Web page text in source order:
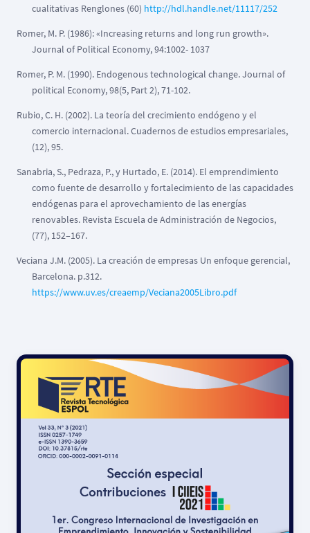
cualitativas Renglones (60) http://hdl.handle.net/11117/252
Romer, M. P. (1986): «Increasing returns and long run growth».
Journal of Political Economy, 94:1002- 1037
Romer, P. M. (1990). Endogenous technological change. Journal of
political Economy, 98(5, Part 2), 71-102.
Rubio, C. H. (2002). La teoría del crecimiento endógeno y el
comercio internacional. Cuadernos de estudios empresariales,
(12), 95.
Sanabria, S., Pedraza, P., y Hurtado, E. (2014). El emprendimiento
como fuente de desarrollo y fortalecimiento de las capacidades
endógenas para el aprovechamiento de las energías
renovables. Revista Escuela de Administración de Negocios,
(77), 152–167.
Veciana J.M. (2005). La creación de empresas Un enfoque gerencial,
Barcelona. p.312.
https://www.uv.es/creaemp/Veciana2005Libro.pdf